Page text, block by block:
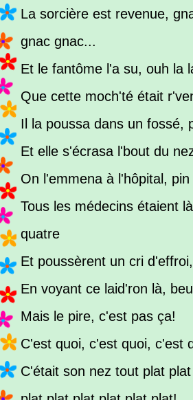
La sorcière est revenue,
gnac gnac...
Et le fantôme l'a su, ouh la
Que cette moch'té était
Il la poussa dans un fossé,
Et elle s'écrasa l'bout du
On l'emmena à l'hôpital,
Tous les médecins étaient
quatre
Et poussèrent un cri
En voyant ce laid'ron là,
Mais le pire, c'est pas ça!
C'est quoi, c'est quoi, c'est
C'était son nez tout plat